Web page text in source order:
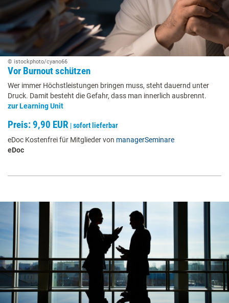
© istockphoto/cyano66
Vor Burnout schützen
Wer immer Höchstleistungen bringen muss, steht dauernd unter
Druck. Damit besteht die Gefahr, dass man innerlich ausbrennt.
zur Learning Unit
Preis: 9,90 EUR |sofort lieferbar
eDoc Kostenfrei für Mitglieder von managerSeminare
eDoc